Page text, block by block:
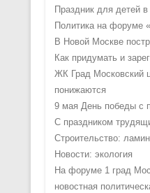
Праздник для детей
Политика на форуме
В Новой Москве
Как придумать и
ЖК Град Московский
понижаются
9 мая День победы с
С праздником
Строительство:
Новости: экология
На форуме 1 град
новостная